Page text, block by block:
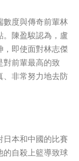
數度與傳奇前輩林
。陳盈駿認為，盧
，即使面對林志傑
對前輩最高的致
、非常努力地去防
日本和中國的比賽
的自殺上籃導致球